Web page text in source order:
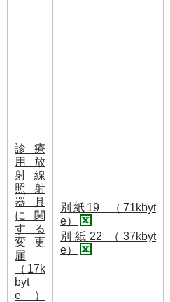
診療
用放
射線
照射
器具
に関
する
変更
届
（17k
byt
e）
別紙19 （71kbyt
e）
別紙22 （37kbyt
e）